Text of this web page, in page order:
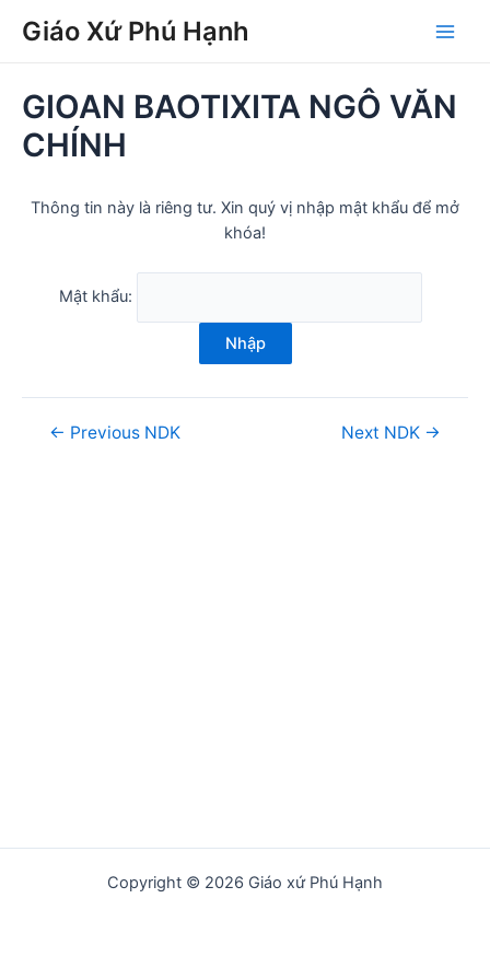
Giáo Xứ Phú Hạnh
Main
GIOAN BAOTIXITA NGÔ VĂN
CHÍNH
Thông tin này là riêng tư. Xin quý vị nhập mật khẩu để mở
khóa!
Mật khẩu:
Nhập
navigation
← Previous NDK Next NDK →
Copyright © 2026 Giáo xứ Phú Hạnh